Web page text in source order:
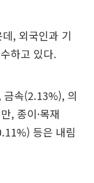
, 외국인과 기
하고 있다.
속(2.13%), 의
, 종이·목재
등은 내림